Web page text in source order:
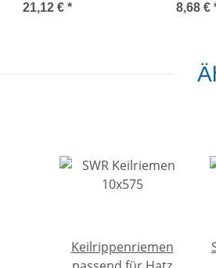
21,12 € * 8,68 €
Keilrippenriemen